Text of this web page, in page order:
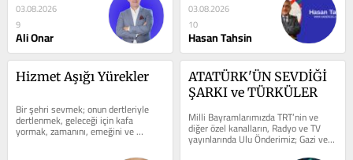
03.08.2026
9
Ali Onar
03.08.2026
10
Hasan Tahsin
Hizmet Aşığı Yürekler
Bir şehri sevmek; onun dertleriyle
dertlenmek, geleceği için kafa
yormak, zamanını, emeğini ve
imkânlarını o şehir adına ortaya...
ATATÜRK'ÜN SEVDİĞİ
ŞARKI ve TÜRKÜLER
Milli Bayramlarımızda TRT’nin ve
diğer özel kanalların, Radyo ve TV
yayınlarında Ulu Önderimiz; Gazi ve
Mareşal Mustafa Kemal...